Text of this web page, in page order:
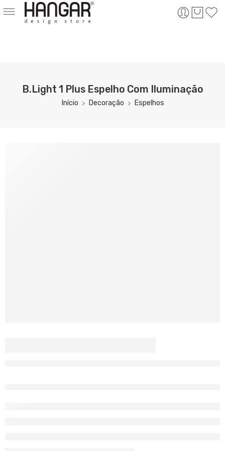
B.Light 1 Plus Espelho Com Iluminação
Início Decoração Espelhos